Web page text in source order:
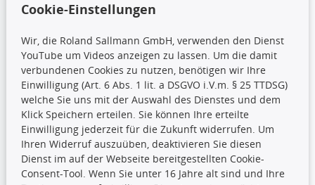
CARAT Gruppe
Folge uns
Cookie-Einstellungen
Wir, die Roland Sallmann GmbH, verwenden den Dienst
YouTube um Videos anzeigen zu lassen. Um die damit
verbundenen Cookies zu nutzen, benötigen wir Ihre
Einwilligung (Art. 6 Abs. 1 lit. a DSGVO i.V.m. § 25 TTDSG)
welche Sie uns mit der Auswahl des Dienstes und dem
Klick Speichern erteilen. Sie können Ihre erteilte
Einwilligung jederzeit für die Zukunft widerrufen. Um
Ihren Widerruf auszuüben, deaktivieren Sie diesen
Dienst im auf der Webseite bereitgestellten Cookie-
Consent-Tool. Wenn Sie unter 16 Jahre alt sind und Ihre